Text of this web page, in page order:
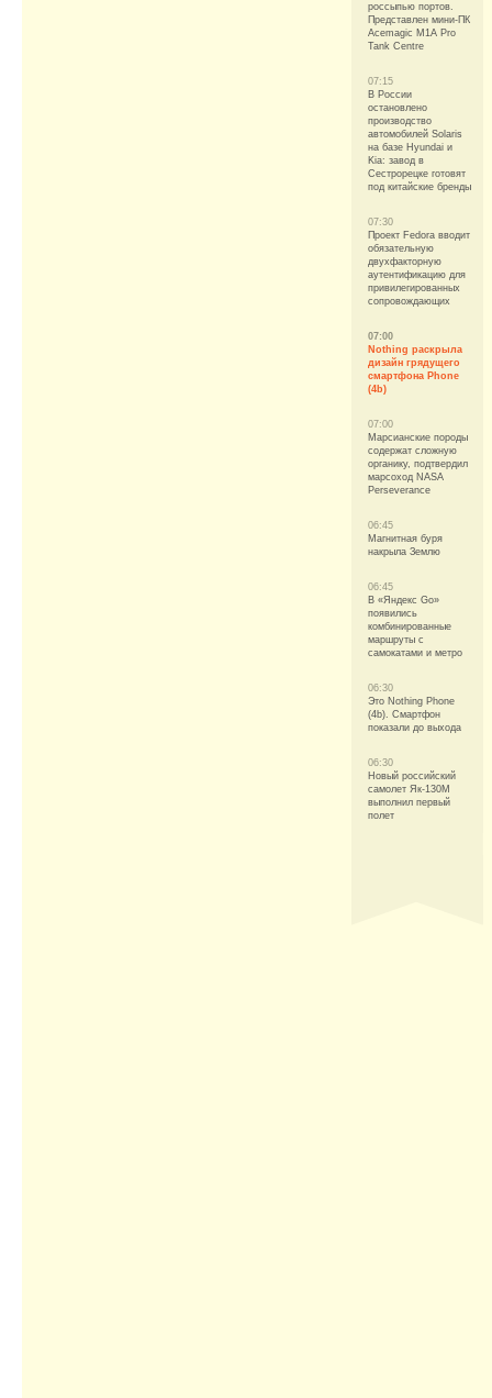
россыпью портов.
Представлен мини-ПК
Acemagic M1A Pro
Tank Centre
07:15
В России
остановлено
производство
автомобилей Solaris
на базе Hyundai и
Kia: завод в
Сестрорецке готовят
под китайские бренды
07:30
Проект Fedora вводит
обязательную
двухфакторную
аутентификацию для
привилегированных
сопровождающих
07:00
Nothing раскрыла
дизайн грядущего
смартфона Phone
(4b)
07:00
Марсианские породы
содержат сложную
органику, подтвердил
марсоход NASA
Perseverance
06:45
Магнитная буря
накрыла Землю
06:45
В «Яндекс Go»
появились
комбинированные
маршруты с
самокатами и метро
06:30
Это Nothing Phone
(4b). Смартфон
показали до выхода
06:30
Новый российский
самолет Як-130М
выполнил первый
полет